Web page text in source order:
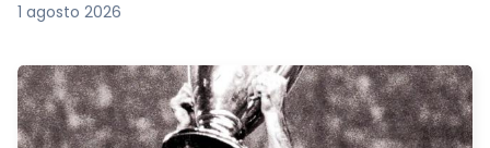
1 agosto 2026